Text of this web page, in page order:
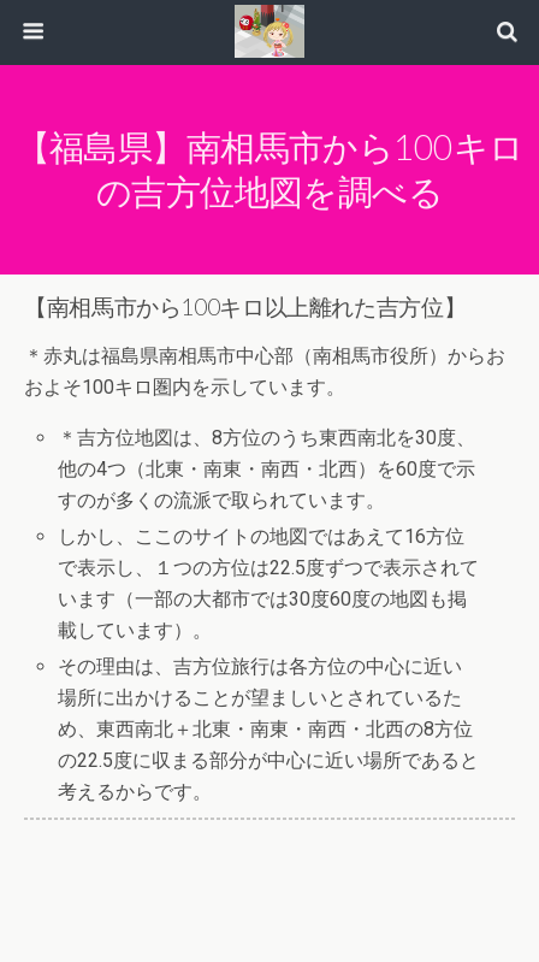
【福島県】南相馬市から100キロ
の吉方位地図を調べる
【南相馬市から100キロ以上離れた吉方位】
＊赤丸は福島県南相馬市中心部（南相馬市役所）からお
およそ100キロ圏内を示しています。
＊吉方位地図は、8方位のうち東西南北を30度、
他の4つ（北東・南東・南西・北西）を60度で示
すのが多くの流派で取られています。
しかし、ここのサイトの地図ではあえて16方位
で表示し、１つの方位は22.5度ずつで表示されて
います（一部の大都市では30度60度の地図も掲
載しています）。
その理由は、吉方位旅行は各方位の中心に近い
場所に出かけることが望ましいとされているた
め、東西南北＋北東・南東・南西・北西の8方位
の22.5度に収まる部分が中心に近い場所であると
考えるからです。